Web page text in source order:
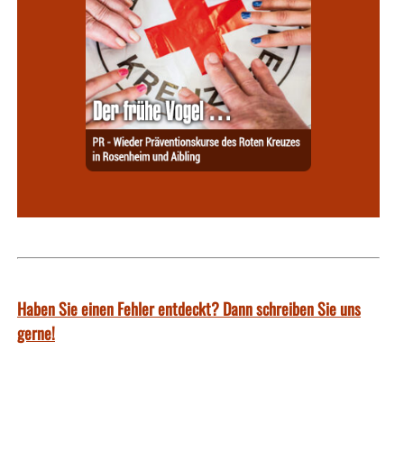
Haben Sie einen Fehler entdeckt? Dann schreiben Sie uns
gerne!